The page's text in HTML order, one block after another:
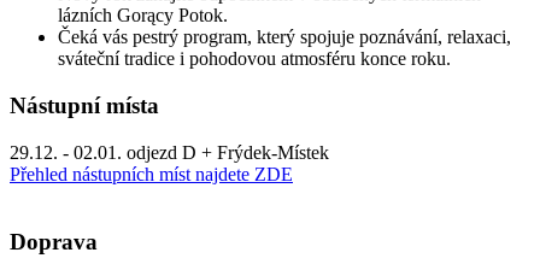
lázních Gorący Potok.
Čeká vás pestrý program, který spojuje poznávání, relaxaci,
sváteční tradice i pohodovou atmosféru konce roku.
Nástupní místa
29.12. - 02.01. odjezd D + Frýdek-Místek
Přehled nástupních míst najdete ZDE
Doprava